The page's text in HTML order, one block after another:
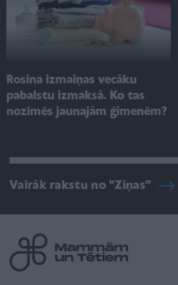
Rosina izmaiņas vecāku
pabalstu izmaksā. Ko tas
nozīmēs jaunajām ģimenēm?
Vairāk rakstu no "Ziņas"